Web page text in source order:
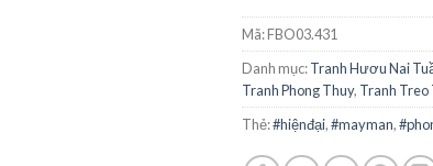
Mã:FBO03.431
Danh mục:Tranh Hươu Nai
Tranh Phong Thuy, Tranh
Thẻ:#hiệnđại,#mayman,